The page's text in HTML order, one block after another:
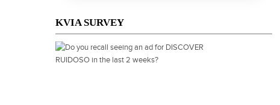
KVIA SURVEY